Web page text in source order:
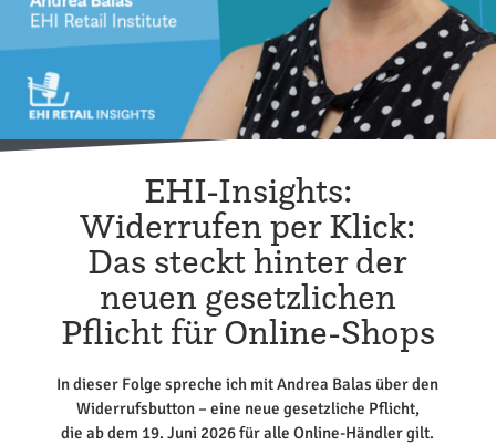
EHI-Insights:
Widerrufen per Klick:
Das steckt hinter der
neuen gesetzlichen
Pflicht für Online-Shops
In dieser Folge spreche ich mit Andrea Balas über den
Widerrufsbutton – eine neue gesetzliche Pflicht,
die ab dem 19. Juni 2026 für alle Online-Händler gilt.